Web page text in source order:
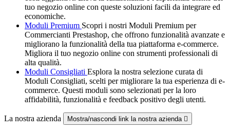
tuo negozio online con queste soluzioni facili da integrare ed
economiche.
Moduli Premium Scopri i nostri Moduli Premium per
Commercianti Prestashop, che offrono funzionalità avanzate e
migliorano la funzionalità della tua piattaforma e-commerce.
Migliora il tuo negozio online con strumenti professionali di
alta qualità.
Moduli Consigliati Esplora la nostra selezione curata di
Moduli Consigliati, scelti per migliorare la tua esperienza di e-
commerce. Questi moduli sono selezionati per la loro
affidabilità, funzionalità e feedback positivo degli utenti.
La nostra azienda Mostra/nascondi link la nostra azienda 